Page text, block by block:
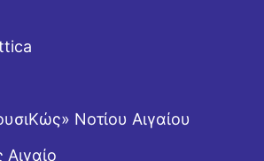
Νοτίου Αιγαίου
Αιγαίο